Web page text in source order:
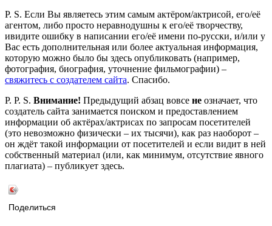
P. S. Если Вы являетесь этим самым актёром/актрисой, его/её
агентом, либо просто неравнодушны к его/её творчеству,
ивидите ошибку в написании его/её имени по-русски, и/или у
Вас есть дополнительная или более актуальная информация,
которую можно было бы здесь опубликовать (например,
фотография, биография, уточнение фильмографии) –
свяжитесь с создателем сайта. Спасибо.
P. P. S. Внимание! Предыдущий абзац вовсе не означает, что
создатель сайта занимается поиском и предоставлением
информации об актёрах/актрисах по запросам посетителей
(это невозможно физически – их тысячи), как раз наоборот –
он ждёт такой информации от посетителей и если видит в ней
собственный материал (или, как минимум, отсутствие явного
плагиата) – публикует здесь.
Поделиться